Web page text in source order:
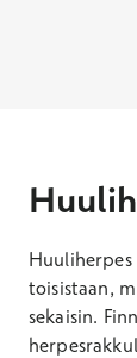
toisistaan,
sekaisin.